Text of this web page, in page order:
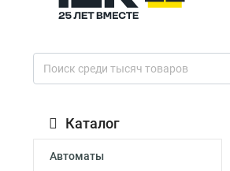
Каталог
Автоматы